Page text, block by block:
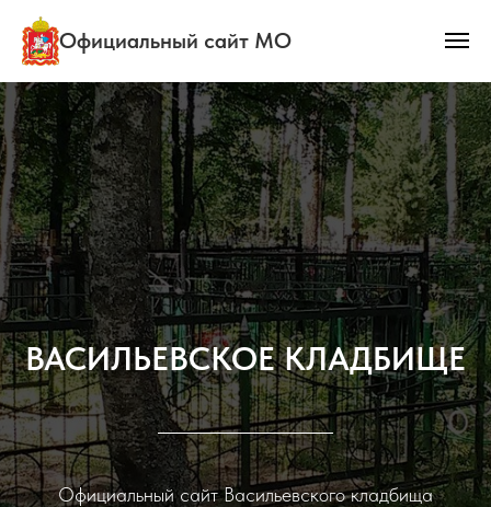
Официальный сайт МО
ВАСИЛЬЕВСКОЕ КЛАДБИЩЕ
Официальный сайт Васильевского кладбища